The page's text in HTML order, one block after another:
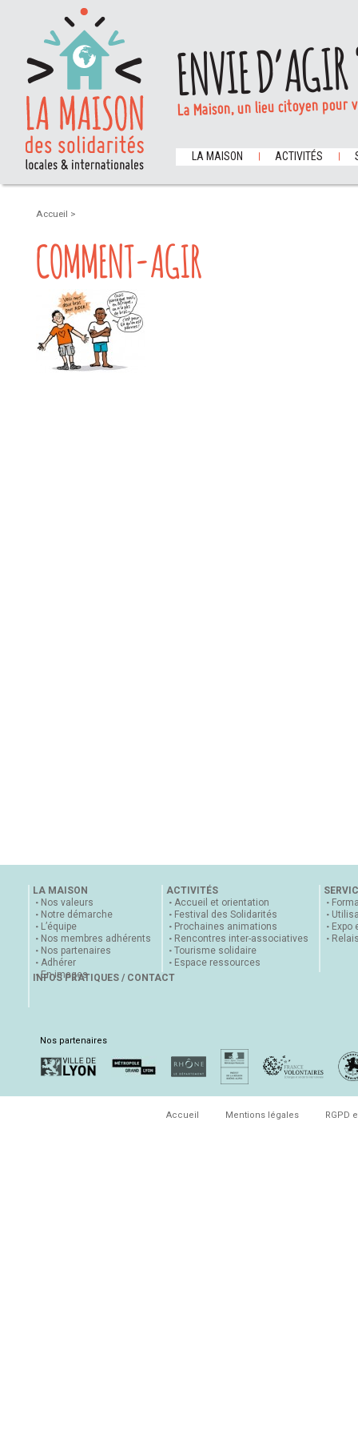
ENVIE
La Maison, un lieu citoyen
LA MAISON ACTIVITÉS
Accueil >
COMMENT-AGIR
LA MAISON
Nos valeurs
Notre démarche
L’équipe
Nos membres adhérents
Nos partenaires
Adhérer
En images
ACTIVITÉS
Accueil et orientation
Festival des Solidarités
Prochaines animations
Rencontres inter-associatives
Tourisme solidaire
Espace ressources
Expo
INFOS PRATIQUES / CONTACT
Nos partenaires
Accueil Mentions légales RGPD